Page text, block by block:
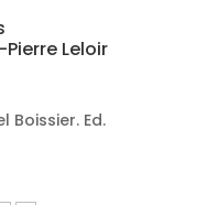
Leloir
Boissier. Ed.